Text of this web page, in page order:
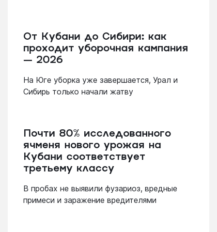
От Кубани до Сибири: как
проходит уборочная кампания
— 2026
На Юге уборка уже завершается, Урал и
Сибирь только начали жатву
Почти 80% исследованного
ячменя нового урожая на
Кубани соответствует
третьему классу
В пробах не выявили фузариоз, вредные
примеси и заражение вредителями